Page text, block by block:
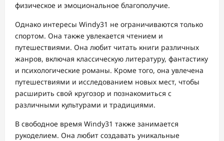
физическое и эмоциональное благополучие.
Однако интересы Windy31 не ограничиваются только
спортом. Она также увлекается чтением и
путешествиями. Она любит читать книги различных
жанров, включая классическую литературу, фантастику
и психологические романы. Кроме того, она увлечена
путешествиями и исследованием новых мест, чтобы
расширить свой кругозор и познакомиться с
различными культурами и традициями.
В свободное время Windy31 также занимается
рукоделием. Она любит создавать уникальные